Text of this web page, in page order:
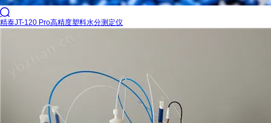

精泰JT-120 Pro高精度塑料水分测定仪